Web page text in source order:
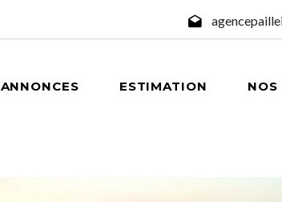
ANNONCES ESTIMATION NOS